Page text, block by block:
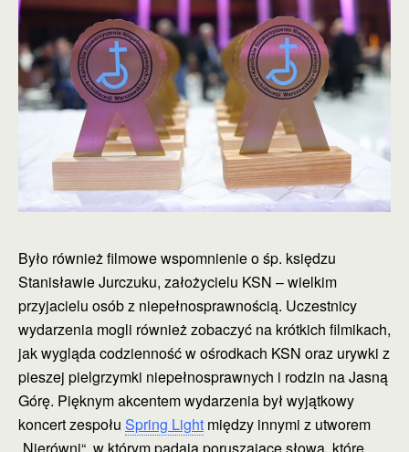
Było również filmowe wspomnienie o śp. księdzu
Stanisławie Jurczuku, założycielu KSN – wielkim
przyjacielu osób z niepełnosprawnością. Uczestnicy
wydarzenia mogli również zobaczyć na krótkich filmikach,
jak wygląda codzienność w ośrodkach KSN oraz urywki z
pieszej pielgrzymki niepełnosprawnych i rodzin na Jasną
Górę. Pięknym akcentem wydarzenia był wyjątkowy
koncert zespołu Spring Light między innymi z utworem